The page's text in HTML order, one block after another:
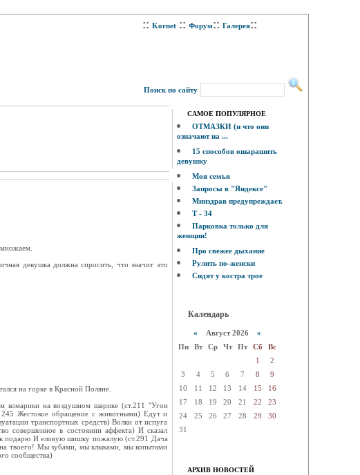
:: Kornet :: Форум:: Галерея::
Поиск по сайту
девушка должна спросить, что значит это
на горке в Красной Поляне.
комарики на воздушном шарике (ст.211 "Угон
Жестокое обращение с животными) Едут и
транспортных средств) Волки от испуга
совершенное в состоянии аффекта) И сказал
подарю И еловую шишку пожалую (ст.291 Дача
твоего! Мы зубами, мы клыками, мы копытами
сообщества)
САМОЕ ПОПУЛЯРНОЕ
ОТМАЗКИ (и что они
означают на ...
15 способов ошарашить
девушку
Моя семья
Запросы в "Яндексе"
Минздрав предупреждает.
Т - 34
Парковка только для
женщин!
Про свежее дыхание
Рулить по-женски
Сидят у костра трое
Календарь
« Август 2026 »
Пн
Вт Ср Чт Пт Сб
Вс
1
2
3
4 5 6 7 8
9
10
11 12 13 14 15
16
17
18 19 20 21 22
23
24
25 26 27 28 29
30
31
АРХИВ НОВОСТЕЙ